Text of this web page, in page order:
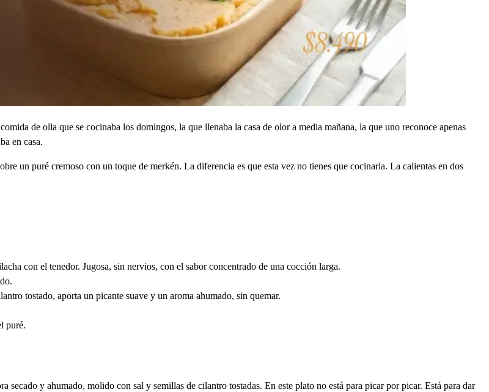
de olla que se cocinaba los domingos, la que llenaba la casa de olor a media mañana, la que uno reconoce apenas
en casa.
un puré cremoso con un toque de merkén. La diferencia es que esta vez no tienes que cocinarla. La calientas en dos
con el tenedor. Jugosa, sin nervios, con el sabor concentrado de una cocción larga.
tostado, aporta un picante suave y un aroma ahumado, sin quemar.
puré.
secado y ahumado, molido con sal y semillas de cilantro tostadas. En este plato no está para picar por picar. Está para dar